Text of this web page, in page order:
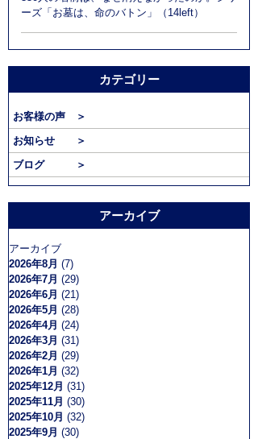
ーズ「お墓は、命のバトン」（14left）
カテゴリー
お客様の声 ＞
お知らせ ＞
ブログ ＞
アーカイブ
アーカイブ
2026年8月 (7)
2026年7月 (29)
2026年6月 (21)
2026年5月 (28)
2026年4月 (24)
2026年3月 (31)
2026年2月 (29)
2026年1月 (32)
2025年12月 (31)
2025年11月 (30)
2025年10月 (32)
2025年9月 (30)